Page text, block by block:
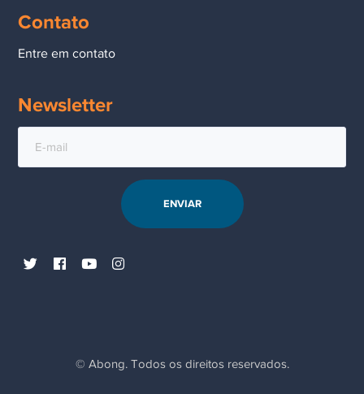
Contato
Entre em contato
Newsletter
© Abong. Todos os direitos reservados.